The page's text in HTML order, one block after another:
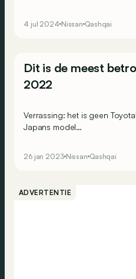
4 jul 2024 Nissan Qashqai
Dit is de meest
2022
Verrassing: het is geen
Japans model…
26 jan 2023 Nissan Qashqai
ADVERTENTIE